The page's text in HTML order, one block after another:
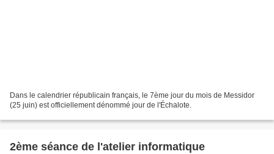
Dans le calendrier républicain français, le 7ème jour du mois de Messidor
(25 juin) est officiellement dénommé jour de l'Échalote.
2ème séance de l'atelier informatique